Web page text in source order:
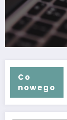
Co
nowego
Infekcję